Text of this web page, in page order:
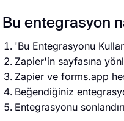
Bu entegrasyon
'Bu Entegrasyonu
Zapier'in sayfasına
Zapier ve forms.app
Beğendiğiniz
Entegrasyonu